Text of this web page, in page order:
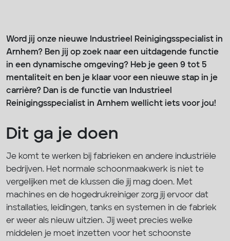
Word jij onze nieuwe Industrieel Reinigingsspecialist in
Arnhem? Ben jij op zoek naar een uitdagende functie
in een dynamische omgeving? Heb je geen 9 tot 5
mentaliteit en ben je klaar voor een nieuwe stap in je
carrière? Dan is de functie van Industrieel
Reinigingsspecialist in Arnhem wellicht iets voor jou!
Dit ga je doen
Je komt te werken bij fabrieken en andere industriële
bedrijven. Het normale schoonmaakwerk is niet te
vergelijken met de klussen die jij mag doen. Met
machines en de hogedrukreiniger zorg jij ervoor dat
installaties, leidingen, tanks en systemen in de fabriek
er weer als nieuw uitzien. Jij weet precies welke
middelen je moet inzetten voor het schoonste